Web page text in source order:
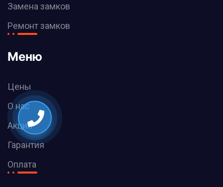
Замена замков
Ремонт замков
Меню
Цены
О нас
Акции
Гарантия
Оплата